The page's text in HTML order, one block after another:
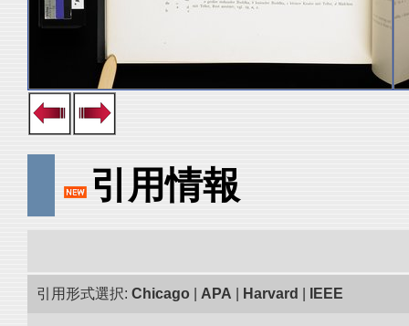
引用情報
引用形式選択: Chicago APA Harvard IEEE